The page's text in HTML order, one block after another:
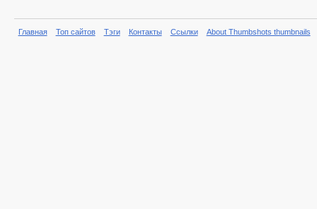
Главная Топ сайтов Тэги Контакты Ссылки About Thumbshots thumbnails